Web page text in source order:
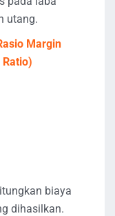
utang.
Margin
biaya
dihasilkan.